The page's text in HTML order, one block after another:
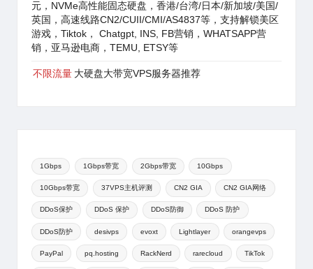
元，NVMe高性能固态硬盘，香港/台湾/日本/新加坡/美国/
英国，高速线路CN2/CUII/CMI/AS4837等，支持解锁美区
游戏，Tiktok， Chatgpt, INS, FB营销，WHATSAPP营
销，亚马逊电商，TEMU, ETSY等
不限流量 大硬盘大带宽VPS服务器推荐
1Gbps 1Gbps带宽 2Gbps带宽 10Gbps
10Gbps带宽 37VPS主机评测 CN2 GIA CN2 GIA网络
DDoS保护 DDoS 保护 DDoS防御 DDoS 防护
DDoS防护 desivps evoxt Lightlayer orangevps
PayPal pq.hosting RackNerd rarecloud TikTok